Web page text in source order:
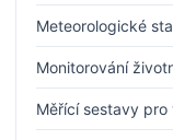
Meteorologické
Monitorování
Měřící sestavy